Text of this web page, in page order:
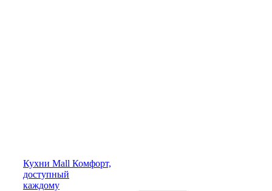
Кухни Mall Комфорт,
доступный
каждому